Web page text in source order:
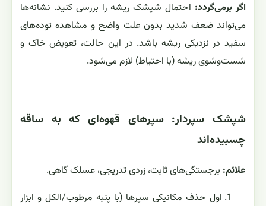
اگر برمی‌گردد: احتمال شپشک ریشه را بررسی کنید. نشانه‌ها
می‌تواند ضعف شدید بدون علت واضح و مشاهده توده‌های
سفید در نزدیکی ریشه باشد. در این حالت، تعویض خاک و
شست‌وشوی ریشه (با احتیاط) لازم می‌شود.
شپشک سپردار: سپرهای قهوه‌ای که به ساقه
چسبیده‌اند
علائم: برجستگی‌های ثابت، زردی تدریجی، عسلک گاهی.
اول حذف مکانیکی سپرها (با پنبه مرطوب/الکل و ابزار